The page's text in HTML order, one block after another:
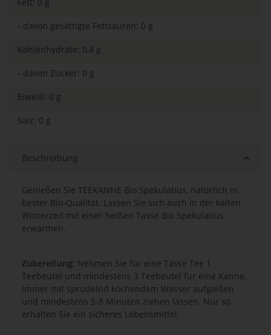
- davon gesättigte Fettsäuren: 0 g
Kohlenhydrate: 0,4 g
- davon Zucker: 0 g
Eiweiß: 0 g
Salz: 0 g
Beschreibung
Genießen Sie TEEKANNE Bio Spekulatius, natürlich in
bester Bio-Qualität. Lassen Sie sich auch in der kalten
Winterzeit mit einer heißen Tasse Bio Spekulatius
erwärmen.
Zubereitung: Nehmen Sie für eine Tasse Tee 1
Teebeutel und mindestens 3 Teebeutel für eine Kanne.
Immer mit sprudelnd kochendem Wasser aufgießen
und mindestens 5-8 Minuten ziehen lassen. Nur so
erhalten Sie ein sicheres Lebensmittel.